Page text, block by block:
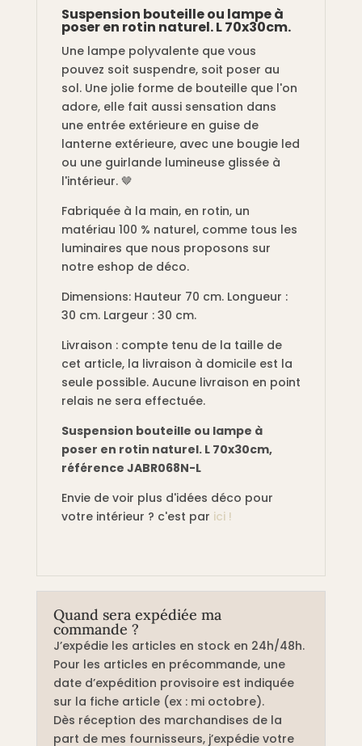
Suspension bouteille ou lampe à
poser en rotin naturel. L 70x30cm.
Une lampe polyvalente que vous
pouvez soit suspendre, soit poser au
sol. Une jolie forme de bouteille que l'on
adore, elle fait aussi sensation dans
une entrée extérieure en guise de
lanterne extérieure, avec une bougie led
ou une guirlande lumineuse glissée à
l'intérieur. 🤎
Fabriquée à la main, en rotin, un
matériau 100 % naturel, comme tous les
luminaires que nous proposons sur
notre eshop de déco.
Dimensions: Hauteur 70 cm. Longueur :
30 cm. Largeur : 30 cm.
Livraison : compte tenu de la taille de
cet article, la livraison à domicile est la
seule possible. Aucune livraison en point
relais ne sera effectuée.
Suspension bouteille ou lampe à
poser en rotin naturel. L 70x30cm,
référence JABR068N-L
Envie de voir plus d'idées déco pour
votre intérieur ? c'est par ici !
Quand sera expédiée ma
commande ?
J’expédie les articles en stock en 24h/48h.
Pour les articles en précommande, une
date d’expédition provisoire est indiquée
sur la fiche article (ex : mi octobre).
Dès réception des marchandises de la
part de mes fournisseurs, j’expédie votre